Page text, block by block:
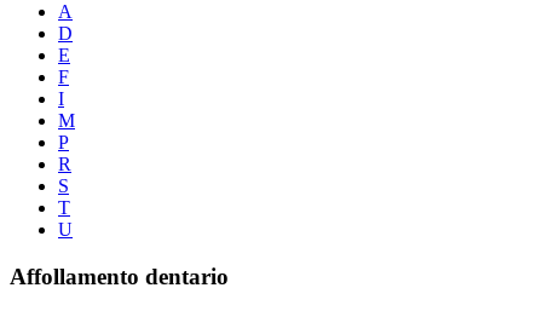
A
D
E
F
I
M
P
R
S
T
U
Affollamento dentario